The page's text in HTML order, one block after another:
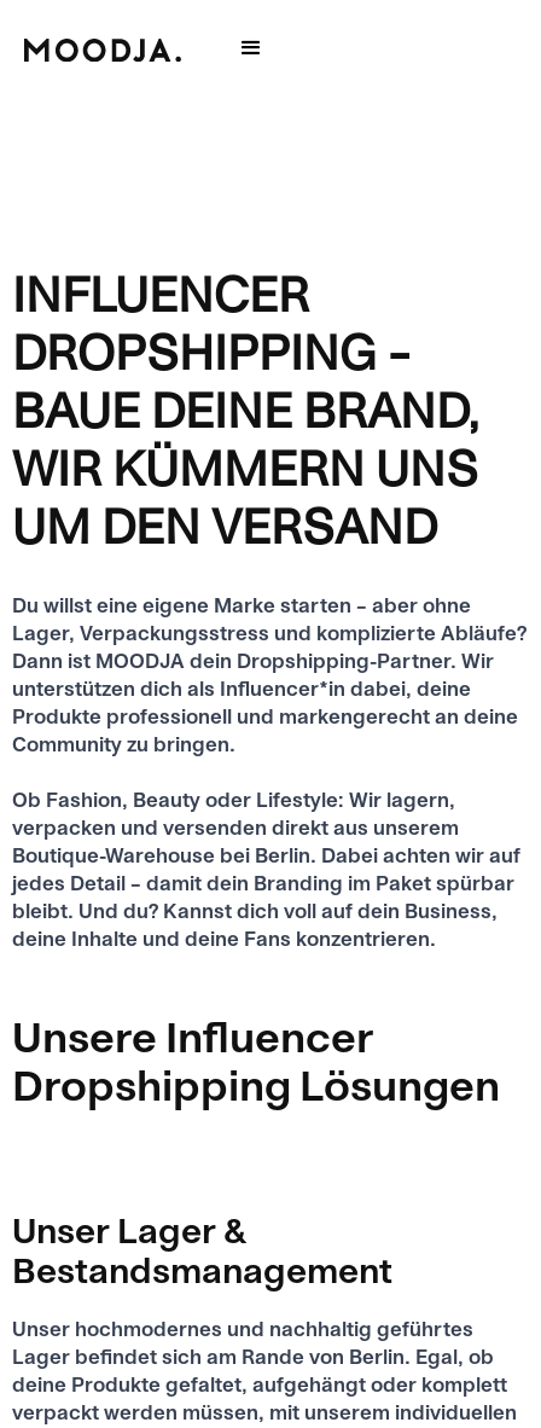
INFLUENCER
DROPSHIPPING –
BAUE DEINE BRAND,
WIR KÜMMERN UNS
UM DEN VERSAND
Du willst eine eigene Marke starten – aber ohne
Lager, Verpackungsstress und komplizierte Abläufe?
Dann ist MOODJA dein Dropshipping-Partner. Wir
unterstützen dich als Influencer*in dabei, deine
Produkte professionell und markengerecht an deine
Community zu bringen.
Ob Fashion, Beauty oder Lifestyle: Wir lagern,
verpacken und versenden direkt aus unserem
Boutique-Warehouse bei Berlin. Dabei achten wir auf
jedes Detail – damit dein Branding im Paket spürbar
bleibt. Und du? Kannst dich voll auf dein Business,
deine Inhalte und deine Fans konzentrieren.
Unsere Influencer
Dropshipping Lösungen
Unser Lager &
Bestandsmanagement
Unser hochmodernes und nachhaltig geführtes
Lager befindet sich am Rande von Berlin. Egal, ob
deine Produkte gefaltet, aufgehängt oder komplett
verpackt werden müssen, mit unserem individuellen